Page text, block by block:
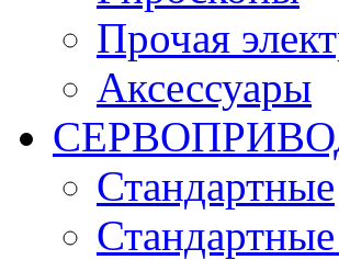
Прочая
Аксессуары
Стандартные